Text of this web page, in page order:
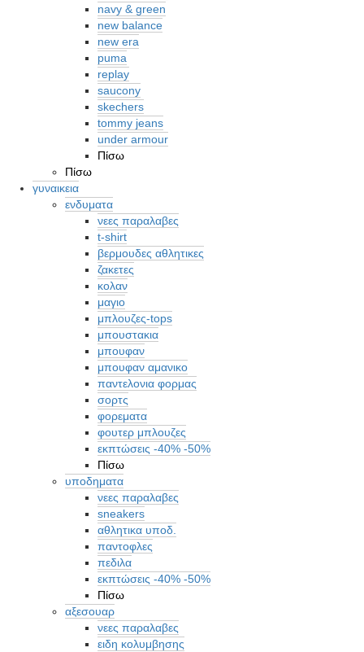
navy & green
new balance
new era
puma
replay
saucony
skechers
tommy jeans
under armour
Πίσω
Πίσω
γυναικεια
ενδυματα
νεες παραλαβες
t-shirt
βερμουδες αθλητικες
ζακετες
κολαν
μαγιο
μπλουζες-tops
μπουστακια
μπουφαν
μπουφαν αμανικο
παντελονια φορμας
σορτς
φορεματα
φουτερ μπλουζες
εκπτώσεις -40% -50%
Πίσω
υποδηματα
νεες παραλαβες
sneakers
αθλητικα υποδ.
παντοφλες
πεδιλα
εκπτώσεις -40% -50%
Πίσω
αξεσουαρ
νεες παραλαβες
ειδη κολυμβησης